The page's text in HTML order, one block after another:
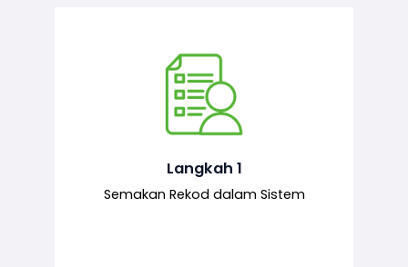
Langkah 1
Semakan Rekod dalam Sistem
Semakan ke atas sejarah permohonan
yang pernah dibuat oleh pemohon,